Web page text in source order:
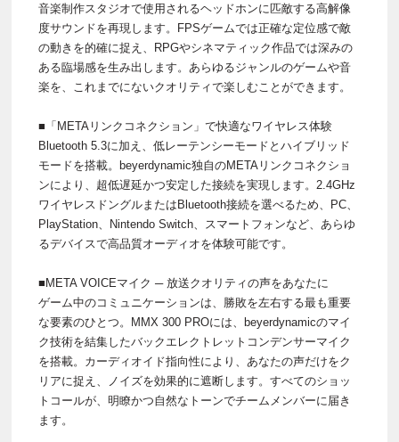
音楽制作スタジオで使用されるヘッドホンに匹敵する高解像
度サウンドを再現します。FPSゲームでは正確な定位感で敵
の動きを的確に捉え、RPGやシネマティック作品では深みの
ある臨場感を生み出します。あらゆるジャンルのゲームや音
楽を、これまでにないクオリティで楽しむことができます。
■「METAリンクコネクション」で快適なワイヤレス体験
Bluetooth 5.3に加え、低レーテンシーモードとハイブリッド
モードを搭載。beyerdynamic独自のMETAリンクコネクショ
ンにより、超低遅延かつ安定した接続を実現します。2.4GHz
ワイヤレスドングルまたはBluetooth接続を選べるため、PC、
PlayStation、Nintendo Switch、スマートフォンなど、あらゆ
るデバイスで高品質オーディオを体験可能です。
■META VOICEマイク ─ 放送クオリティの声をあなたに
ゲーム中のコミュニケーションは、勝敗を左右する最も重要
な要素のひとつ。MMX 300 PROには、beyerdynamicのマイ
ク技術を結集したバックエレクトレットコンデンサーマイク
を搭載。カーディオイド指向性により、あなたの声だけをク
リアに捉え、ノイズを効果的に遮断します。すべてのショッ
トコールが、明瞭かつ自然なトーンでチームメンバーに届き
ます。